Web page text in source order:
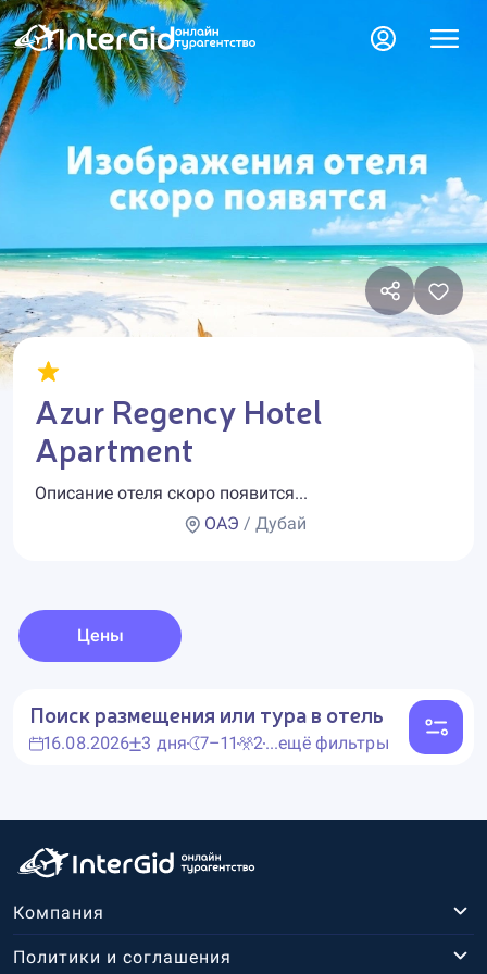
Azur Regency Hotel
Apartment
Описание отеля скоро появится...
ОАЭ / Дубай
Цены
Поиск размещения или тура в отель
16.08.2026 3 дня 7–11 2...ещё фильтры
Компания
Политики и соглашения